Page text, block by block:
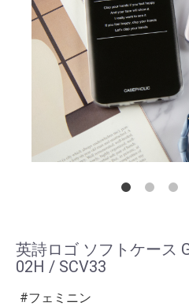
英詩ロゴ ソフトケース
02H / SCV33
フェミニン